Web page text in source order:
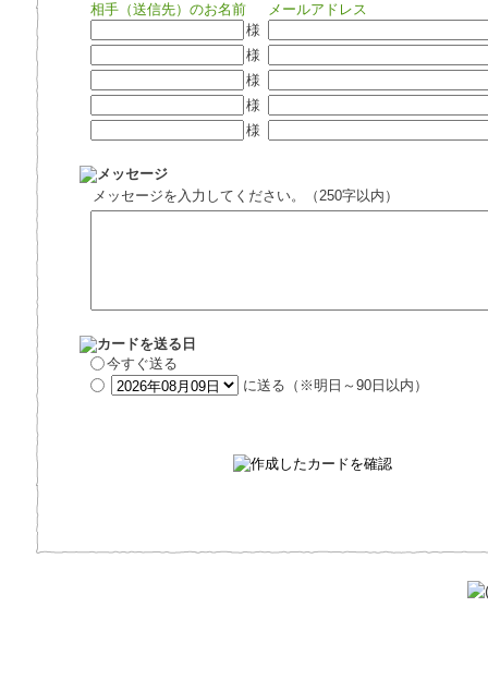
相手（送信先）のお名前
メールアドレス
様
様
様
様
様
メッセージを入力してください。（250字以内）
今すぐ送る
に送る（※明日～90日以内）